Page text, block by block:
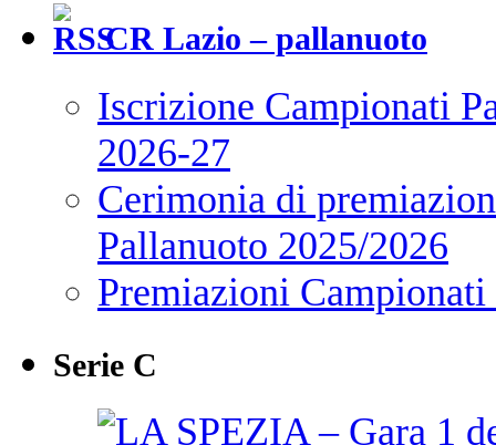
CR Lazio – pallanuoto
Iscrizione Campionati
2026-27
Cerimonia di
Pallanuoto 2025/2026
Premiazioni
Serie C